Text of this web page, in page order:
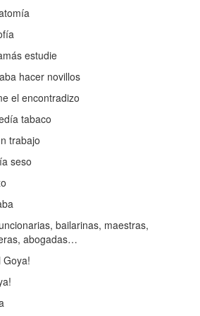
estudie
hacer novillos
el encontradizo
tabaco
trabajo
seso
bailarinas, maestras,
abogadas…
Goya!